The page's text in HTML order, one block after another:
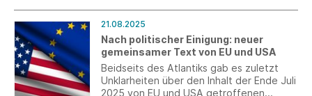
Ressourcen, GreenTech und
Bioökonomie“ im Rahmen des
Förderprogramms Invest BW.
21.08.2025
Nach politischer Einigung: neuer
gemeinsamer Text von EU und USA
Beidseits des Atlantiks gab es zuletzt
Unklarheiten über den Inhalt der Ende Juli
2025 von EU und USA getroffenen